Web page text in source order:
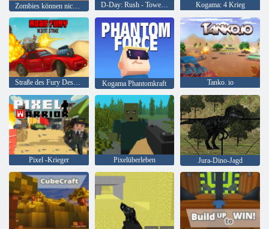
Zombies können nicht springen D-Day: Rush - Tower Defense Kogama: 4 Krieg
Straße des Fury Desert Strike Kogama Phantomkraft Tanko. io
Pixel -Krieger Pixelüberleben Jura-Dino-Jagd